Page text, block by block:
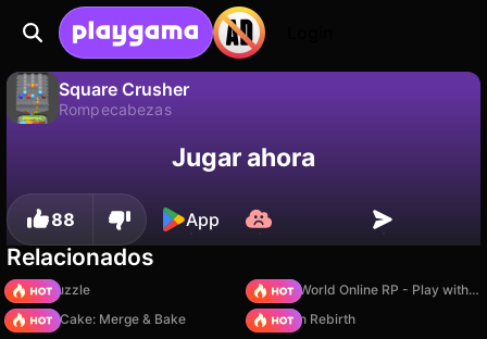
Square Crusher
Rompecabezas
¡Guarda el progreso!Jugar ahora
88 App
Relacionados
Arrow Puzzle
Sprunki World Online RP - Play with Friends!
Piece of Cake: Merge & Bake
Stickman Rebirth